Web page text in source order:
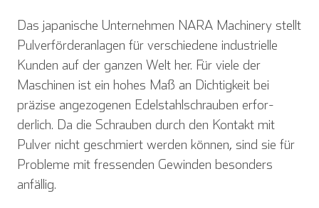
Das japanische Unternehmen NARA Machinery stellt
Pulverförderanlagen für verschiedene industrielle
Kunden auf der ganzen Welt her. Für viele der
Maschinen ist ein hohes Maß an Dichtigkeit bei
präzise angezogenen Edelstahlschrauben erfor­
derlich. Da die Schrauben durch den Kontakt mit
Pulver nicht geschmiert werden können, sind sie für
Probleme mit fressenden Gewinden besonders
anfällig.